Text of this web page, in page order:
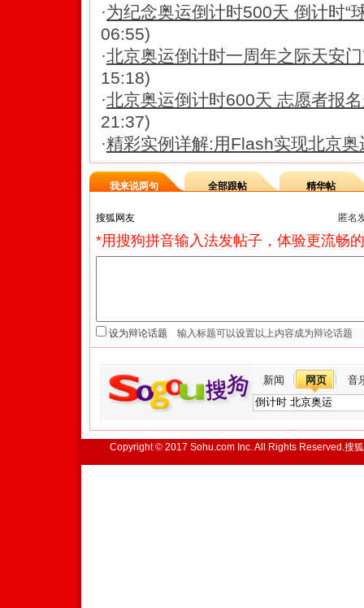
·为纪念奥运倒计时500天 倒计时“
06:55)
·北京奥运倒计时一周年之际天安
15:18)
·北京奥运倒计时600天 志愿者报
21:37)
·精彩实例详解:用Flash实现北京奥
我来说两句 全部跟帖 精华帖
匿名
*用搜狗拼音输入法发帖子，体验更流畅
设为辩论话题
新闻 网页 音
Copyright © 2017 Sohu.com Inc. All Rights Reserved.搜